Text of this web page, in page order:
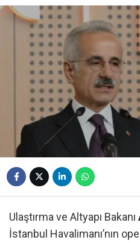
Ulaştırma ve Altyapı Bakanı
İstanbul Havalimanı’nın